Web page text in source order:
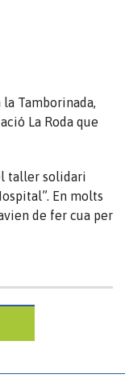
Tamborinada,
La Roda que
taller solidari
En molts
de fer cua per